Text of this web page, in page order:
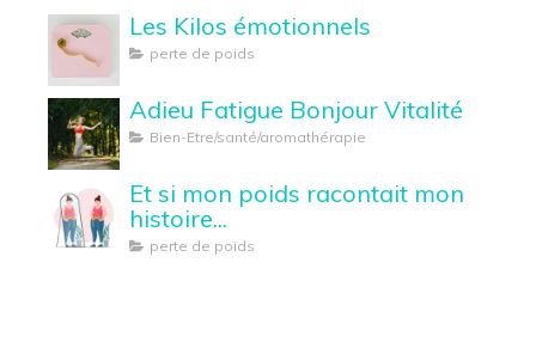
Les Kilos émotionnels
perte de poids
Adieu Fatigue Bonjour Vitalité
Bien-Etre/santé/aromathérapie
Et si mon poids racontait mon
histoire...
perte de poids